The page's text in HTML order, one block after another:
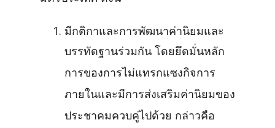
มีกติกาและการพัฒนาค่านิยมและ
บรรทัดฐานร่วมกัน โดยยึดมั่นหลัก
การของการไม่แทรกแซงกิจการ
ภายในและมีการส่งเสริมค่านิยมของ
ประชาคมควบคู่ไปด้วย กล่าวคือ